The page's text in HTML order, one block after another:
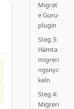
Migrat
e Guru-
plugin
Steg 3:
Hämta
migreri
ngsnyc
keln
Steg 4:
Migreri